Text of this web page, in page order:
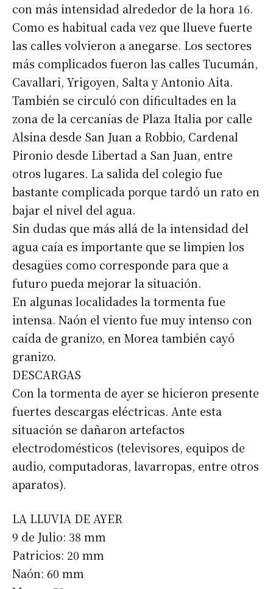
con más intensidad alrededor de la hora 16.
Como es habitual cada vez que llueve fuerte
las calles volvieron a anegarse. Los sectores
más complicados fueron las calles Tucumán,
Cavallari, Yrigoyen, Salta y Antonio Aita.
También se circuló con dificultades en la
zona de la cercanías de Plaza Italia por calle
Alsina desde San Juan a Robbio, Cardenal
Pironio desde Libertad a San Juan, entre
otros lugares. La salida del colegio fue
bastante complicada porque tardó un rato en
bajar el nivel del agua.
Sin dudas que más allá de la intensidad del
agua caía es importante que se limpien los
desagües como corresponde para que a
futuro pueda mejorar la situación.
En algunas localidades la tormenta fue
intensa. Naón el viento fue muy intenso con
caída de granizo, en Morea también cayó
granizo.
DESCARGAS
Con la tormenta de ayer se hicieron presente
fuertes descargas eléctricas. Ante esta
situación se dañaron artefactos
electrodomésticos (televisores, equipos de
audio, computadoras, lavarropas, entre otros
aparatos).
LA LLUVIA DE AYER
9 de Julio: 38 mm
Patricios: 20 mm
Naón: 60 mm